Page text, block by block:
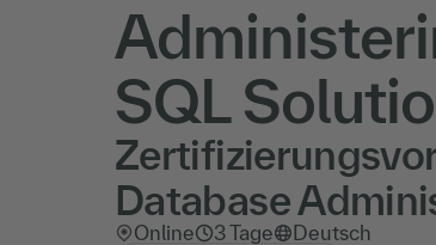
SQL
Database
Online 3 Tage Deutsch